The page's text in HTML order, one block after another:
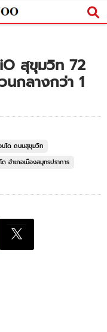
สุขุมวิท 72
กลางกว่า 1
นโด ถนนสุขุมวิท
ด อำเภอเมืองสมุทรปราการ